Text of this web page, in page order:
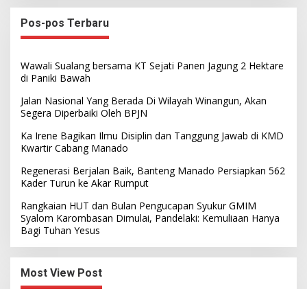
Pos-pos Terbaru
Wawali Sualang bersama KT Sejati Panen Jagung 2 Hektare
di Paniki Bawah
Jalan Nasional Yang Berada Di Wilayah Winangun, Akan
Segera Diperbaiki Oleh BPJN
Ka Irene Bagikan Ilmu Disiplin dan Tanggung Jawab di KMD
Kwartir Cabang Manado
Regenerasi Berjalan Baik, Banteng Manado Persiapkan 562
Kader Turun ke Akar Rumput
Rangkaian HUT dan Bulan Pengucapan Syukur GMIM
Syalom Karombasan Dimulai, Pandelaki: Kemuliaan Hanya
Bagi Tuhan Yesus
Most View Post